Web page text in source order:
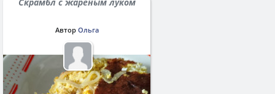
Автор Ольга